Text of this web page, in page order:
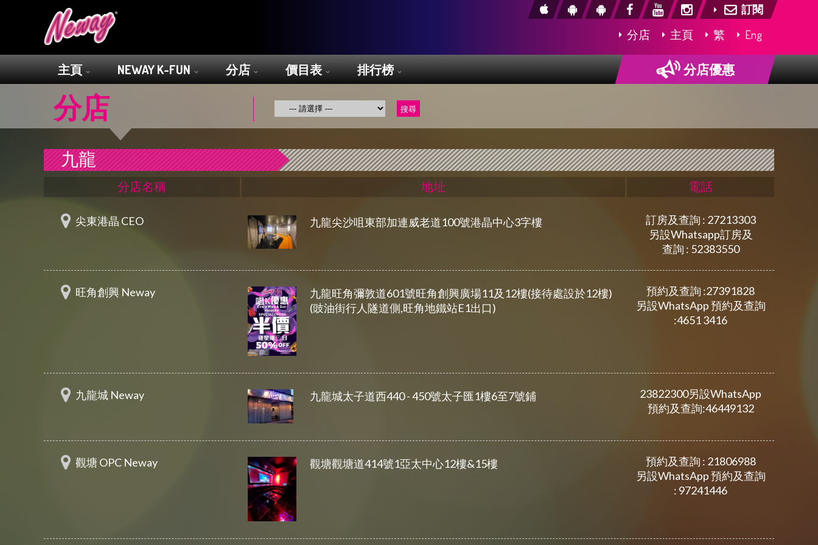
訂閱
分店 主頁 繁 Eng
主頁 NEWAY K-FUN 分店 價目表 排行榜 分店優惠
分店
九龍
分店名稱 地址 電話
尖東港晶 CEO 九龍尖沙咀東部加連威老道100號港晶中心3字樓
訂房及查詢 : 27213303
另設Whatsapp訂房及
查詢 : 52383550
旺角創興 Neway
九龍旺角彌敦道601號旺角創興廣場11及12樓(接待處設於12樓)
(豉油街行人隧道側,旺角地鐵站E1出口)
預約及查詢 :27391828
另設WhatsApp 預約及查詢
:4651 3416
九龍城 Neway 九龍城太子道西440 - 450號太子匯1樓6至7號鋪
23822300另設WhatsApp
預約及查詢:46449132
觀塘 OPC Neway 觀塘觀塘道414號1亞太中心12樓&15樓
預約及查詢 : 21806988
另設WhatsApp 預約及查詢
: 97241446